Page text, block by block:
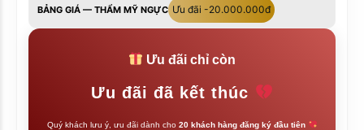
BẢNG GIÁ — THẨM MỸ NGỰC Ưu đãi -20.000.000đ
Ưu đãi chỉ còn
Ưu đãi đã kết thúc
Quý khách lưu ý, ưu đãi dành cho 20 khách hàng đăng ký đầu tiên